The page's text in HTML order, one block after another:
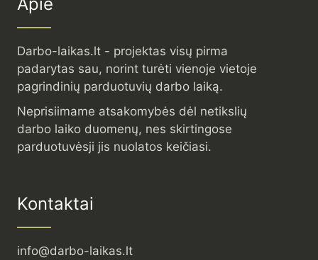
Darbo-laikas.lt - projektas visų pirma
padarytas sau, norint turėti vienoje vietoje
pagrindinių parduotuvių darbo laiką.
Neprisiimame atsakomybės dėl netikslių
darbo laiko duomenų, nes skirtingose
parduotuvėsji jis nuolatos keičiasi.
Kontaktai
info@darbo-laikas.lt